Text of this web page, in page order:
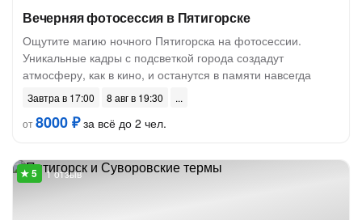
Вечерняя фотосессия в Пятигорске
Ощутите магию ночного Пятигорска на фотосессии.
Уникальные кадры с подсветкой города создадут
атмосферу, как в кино, и останутся в памяти навсегда
Завтра в 17:00
8 авг в 19:30
от8000 ₽за всё до 2 чел.
1 отзыв